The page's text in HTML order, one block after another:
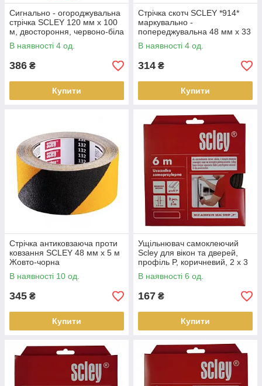
Сигнально - огороджувальна
стрічка SCLEY 120 мм x 100
м, двостороння, червоно-біла
В наявності 4 од.
386 ₴
Купити
Стрічка скотч SCLEY *914*
маркувально -
попереджувальна 48 мм x 33
м, жовто-чорна
В наявності 4 од.
314 ₴
Купити
Стрічка антиковзаюча проти
ковзання SCLEY 48 мм x 5 м
Жовто-чорна
В наявності 10 од.
345 ₴
Купити
Ущільнювач самоклеючий
Scley для вікон та дверей,
профіль P, коричневий, 2 x 3
м
В наявності 6 од.
167 ₴
Купити